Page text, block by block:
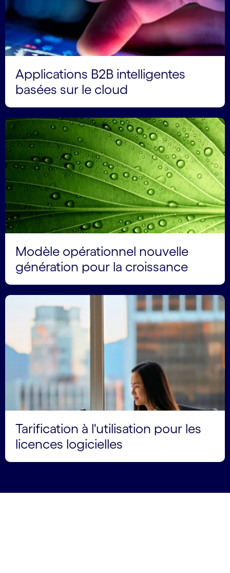
Applications B2B intelligentes
basées sur le cloud
Modèle opérationnel nouvelle
génération pour la croissance
Tarification à l'utilisation pour les
licences logicielles